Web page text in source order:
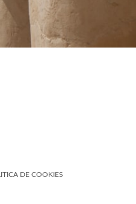
DE COOKIES